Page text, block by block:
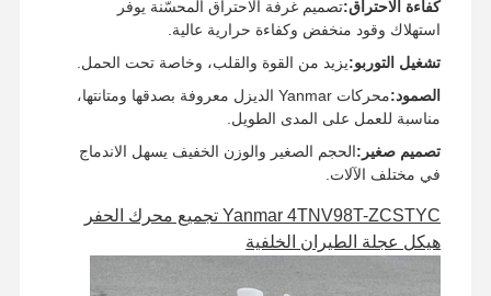
كفاءة الاحتراق:تصميم غرفة الاحتراق المحسّنة يوفر
استهلاك وقود منخفض وكفاءة حرارية عالية.
تشغيل التوربو:يزيد من القوة والقلب، وخاصة تحت الحمل.
الصمود:
محركات Yanmar الديزل معروفة بصدقها ومتانتها،
مناسبة للعمل على المدى الطويل.
تصميم صغير:الحجم الصغير والوزن الخفيف يسهل الاندماج
في مختلف الآلات.
Yanmar 4TNV98T-ZCSTYC تجميع محرك الحفر
هيكل عجلة الطيران الخلفية